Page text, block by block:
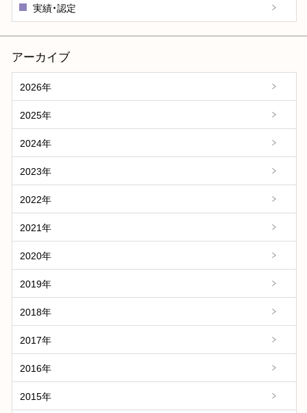
実績・認定
アーカイブ
2026年
2025年
2024年
2023年
2022年
2021年
2020年
2019年
2018年
2017年
2016年
2015年